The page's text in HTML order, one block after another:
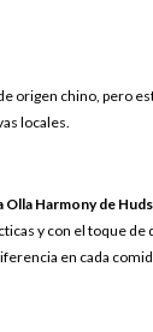
origen chino, pero
locales.
Olla Harmony de
y con el toque de
en cada